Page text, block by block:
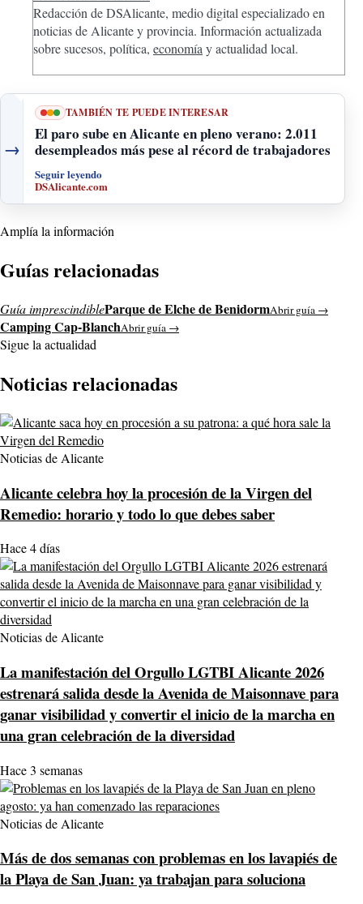
Redacción de DSAlicante, medio digital especializado en
noticias de Alicante y provincia. Información actualizada
sobre sucesos, política, economía y actualidad local.
→
TAMBIÉN TE PUEDE INTERESAR
El paro sube en Alicante en pleno verano: 2.011
desempleados más pese al récord de trabajadores
Seguir leyendo
DSAlicante.com
Amplía la información
Guías relacionadas
Guía imprescindibleParque de Elche de BenidormAbrir guía →
Camping Cap-BlanchAbrir guía →
Sigue la actualidad
Noticias relacionadas
Noticias de Alicante
Alicante celebra hoy la procesión de la Virgen del
Remedio: horario y todo lo que debes saber
Hace 4 días
Noticias de Alicante
La manifestación del Orgullo LGTBI Alicante 2026
estrenará salida desde la Avenida de Maisonnave para
ganar visibilidad y convertir el inicio de la marcha en
una gran celebración de la diversidad
Hace 3 semanas
Noticias de Alicante
Más de dos semanas con problemas en los lavapiés de
la Playa de San Juan: ya trabajan para soluciona